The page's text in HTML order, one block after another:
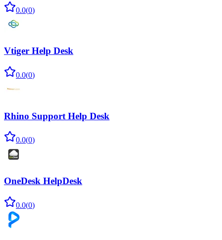
0.0(0)
Vtiger Help Desk
0.0(0)
Rhino Support Help Desk
0.0(0)
OneDesk HelpDesk
0.0(0)